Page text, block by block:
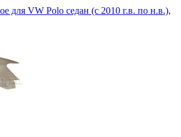
для VW Polo седан (с 2010 г.в. по н.в.),